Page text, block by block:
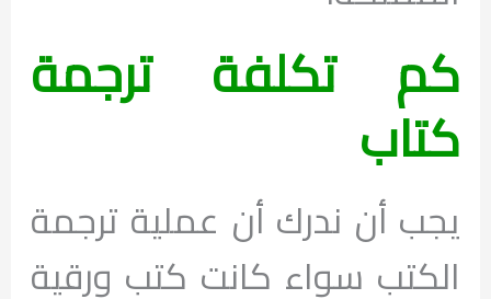
كم تكلفة ترجمة
كتاب
يجب أن ندرك أن عملية ترجمة
الكتب سواء كانت كتب ورقية